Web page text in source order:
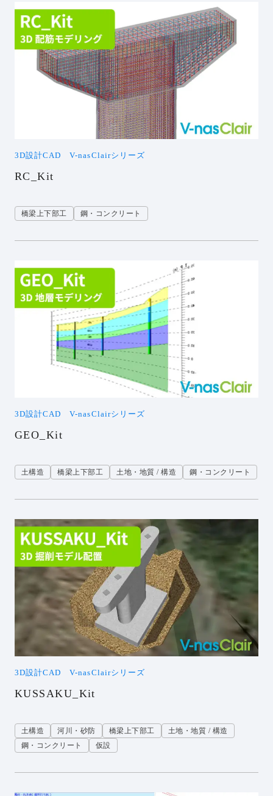
3D設計CAD V-nasClairシリーズ
RC_Kit
橋梁上下部工 鋼・コンクリート
3D設計CAD V-nasClairシリーズ
GEO_Kit
土構造 橋梁上下部工 土地・地質 / 構造 鋼・コンクリート
3D設計CAD V-nasClairシリーズ
KUSSAKU_Kit
土構造 河川・砂防 橋梁上下部工
土地・地質 / 構造
鋼・コンクリート
仮設